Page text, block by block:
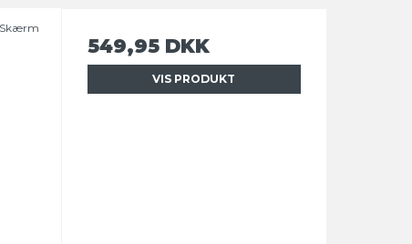
Skærm
549,95 DKK
VIS PRODUKT